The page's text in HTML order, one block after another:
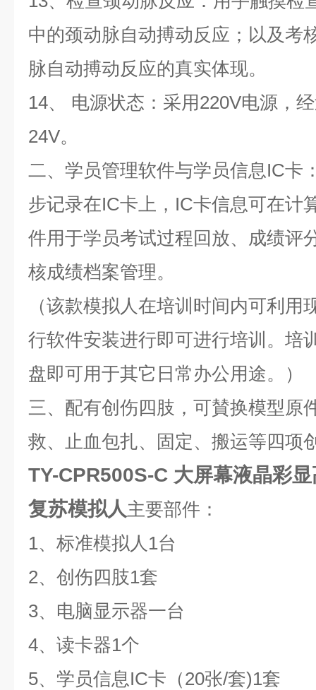
中的颈动脉自动搏动反应；以及考
脉自动搏动反应的真实体现。
14、 电源状态：采用220V电源，
24V。
二、学员管理软件与学员信息IC卡
步记录在IC卡上，IC卡信息可在计
件用于学员考试过程回放、成绩评
核成绩档案管理。
（该款模拟人在培训时间内可利用
行软件安装进行即可进行培训。培
盘即可用于其它日常办公用途。）
三、配有创伤四肢，可賛换模型原
救、止血包扎、固定、搬运等四项
TY-CPR500S-C 大屏幕液晶彩
复苏模拟人主要部件：
1、标准模拟人1台
2、创伤四肢1套
3、电脑显示器一台
4、读卡器1个
5、学员信息IC卡（20张/套)1套